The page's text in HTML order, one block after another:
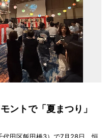
ントで「夏まつり」